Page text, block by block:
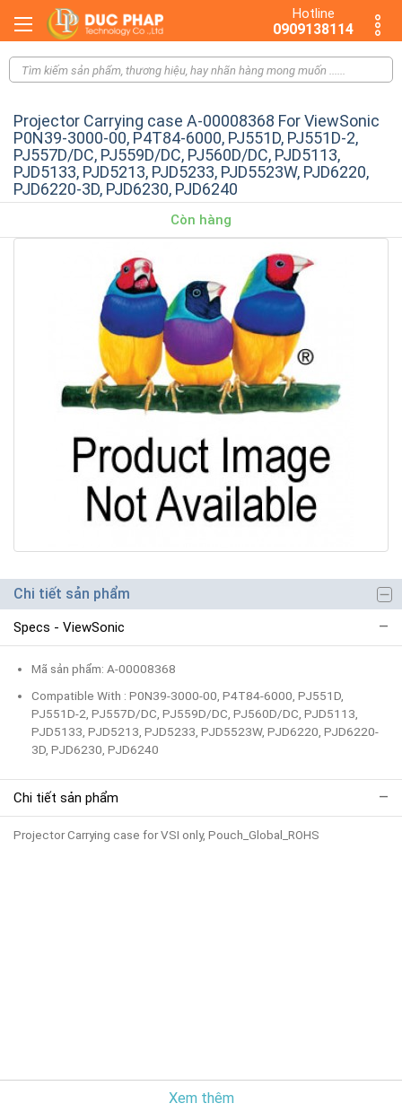
Hotline
0909138114
Projector Carrying case A-00008368 For ViewSonic
P0N39-3000-00, P4T84-6000, PJ551D, PJ551D-2,
PJ557D/DC, PJ559D/DC, PJ560D/DC, PJD5113,
PJD5133, PJD5213, PJD5233, PJD5523W, PJD6220,
PJD6220-3D, PJD6230, PJD6240
Còn hàng
Chi tiết sản phẩm
Specs - ViewSonic
Mã sản phẩm: A-00008368
Compatible With : P0N39-3000-00, P4T84-6000, PJ551D,
PJ551D-2, PJ557D/DC, PJ559D/DC, PJ560D/DC, PJD5113,
PJD5133, PJD5213, PJD5233, PJD5523W, PJD6220, PJD6220-
3D, PJD6230, PJD6240
Chi tiết sản phẩm
Projector Carrying case for VSI only, Pouch_Global_ROHS
Xem thêm